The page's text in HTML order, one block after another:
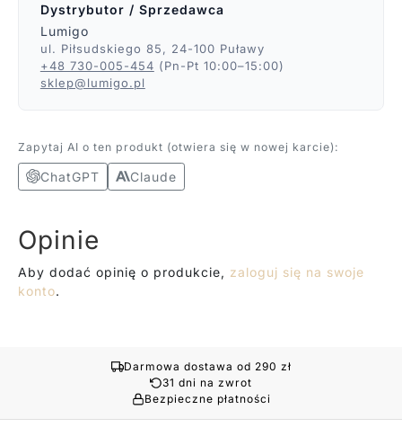
Dystrybutor / Sprzedawca
Lumigo
ul. Piłsudskiego 85, 24-100 Puławy
+48 730-005-454 (Pn-Pt 10:00–15:00)
sklep@lumigo.pl
Zapytaj AI o ten produkt (otwiera się w nowej karcie):
ChatGPT Claude
Opinie
Aby dodać opinię o produkcie, zaloguj się na swoje
konto.
Darmowa dostawa od 290 zł
31 dni na zwrot
Bezpieczne płatności